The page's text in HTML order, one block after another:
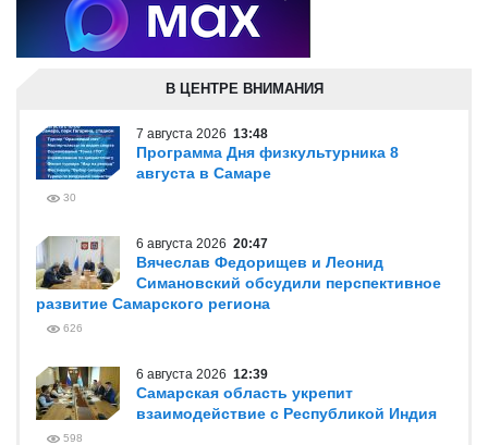
В ЦЕНТРЕ ВНИМАНИЯ
7 августа 2026 13:48
Программа Дня физкультурника 8
августа в Самаре
30
6 августа 2026 20:47
Вячеслав Федорищев и Леонид
Симановский обсудили перспективное
развитие Самарского региона
626
6 августа 2026 12:39
Самарская область укрепит
взаимодействие с Республикой Индия
598